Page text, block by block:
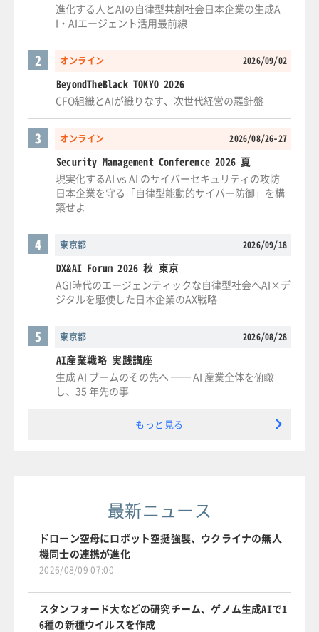
進化する人とAIの自律型共創社会日本企業の生成A
I・AIエージェント活用最前線
オンライン 2026/09/02
2
BeyondTheBlack TOKYO 2026
CFO組織とAIが織りなす、次世代経営の羅針盤
オンライン 2026/08/26-27
3
Security Management Conference 2026 夏
現実化するAI vs AI のサイバーセキュリティの攻防
日本企業を守る「自律型能動的サイバー防御」を構
築せよ
東京都 2026/09/18
4
DX&AI Forum 2026 秋 東京
AGI時代のエージェンティックな自律型社会へAI×デ
ジタルを駆使した日本企業のAX戦略
東京都 2026/08/28
5
AI産業戦略 実践講座
生成 AI ブームのその先へ ── AI 産業全体を俯瞰
し、35 年先の事
もっと見る
最新ニュース
ドローン空母にロボット空挺強襲、ウクライナの無人
機同士の連携が進化
2026/08/09 07:00
スタンフォード大などの研究チーム、ゲノム生成AIで1
6種の新種ウイルスを作成